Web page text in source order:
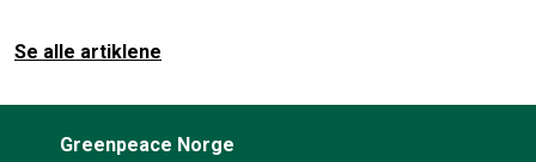
Se alle artiklene
Greenpeace Norge